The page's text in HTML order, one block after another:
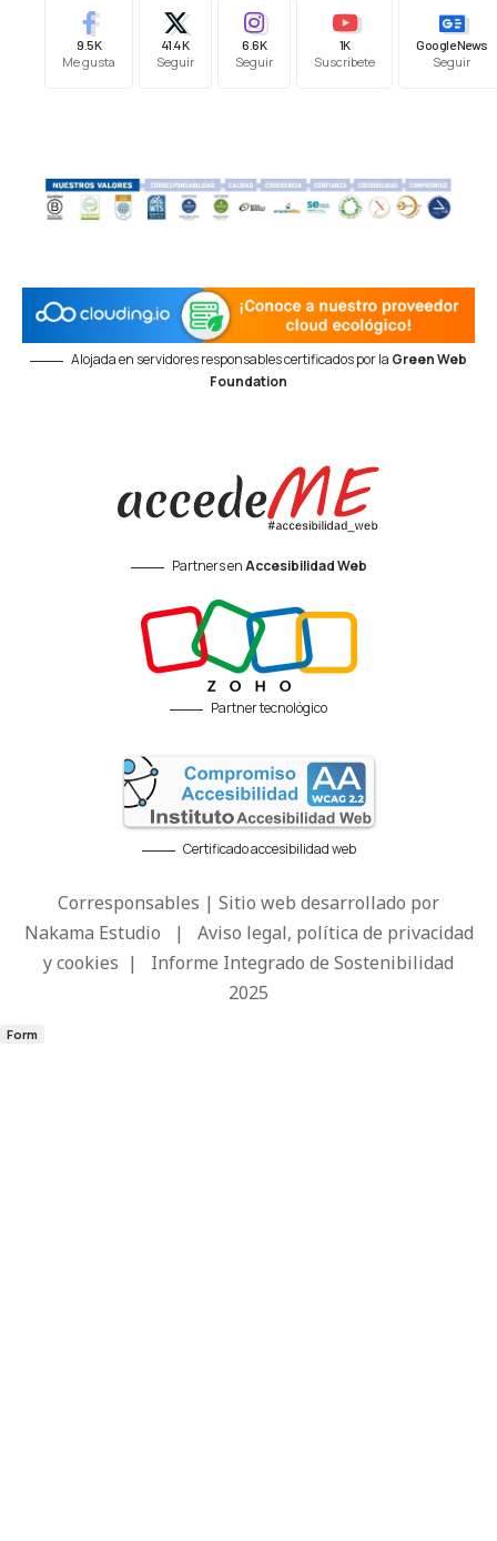
9.5K
Me gusta
41.4K
Seguir
6.6K
Seguir
1K
Suscríbete
Google News
Seguir
Alojada en servidores responsables certificados por la Green Web
Foundation
Partners enAccesibilidad Web
Partner tecnológico
Certificado accesibilidad web
Corresponsables | Sitio web desarrollado por
Nakama Estudio | Aviso legal, política de privacidad
y cookies | Informe Integrado de Sostenibilidad
2025
Form